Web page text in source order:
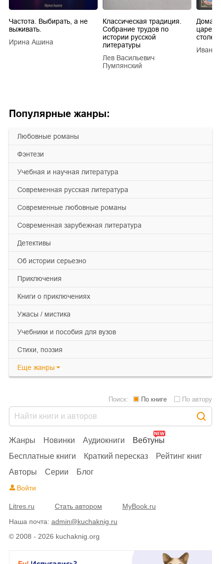
Популярные жанры:
любовные романы
фэнтези
учебная и научная литература
современная русская литература
современные любовные романы
современная зарубежная литература
детективы
об истории серьезно
приключения
книги о приключениях
ужасы / мистика
учебники и пособия для вузов
cтихи, поэзия
Еще жанры
Частота. Выбирать, а не
выживать.
Ирина Ашина
Классическая традиция.
Собрание трудов по
истории русской
литературы
Лев Васильевич
Пумпянский
царей
Иван
© 2008 - 2026 kuchaknig.org
Жанры Новинки Аудиокниги
Вебтуны
Бесплатные книги
Краткий пересказ
Рейтинг книг
Авторы
Серии Блог
Поиск: По книге По автору
Войти
Litres.ru Стать автором
MyBook.ru
Наша почта: admin@kuchaknig.ru